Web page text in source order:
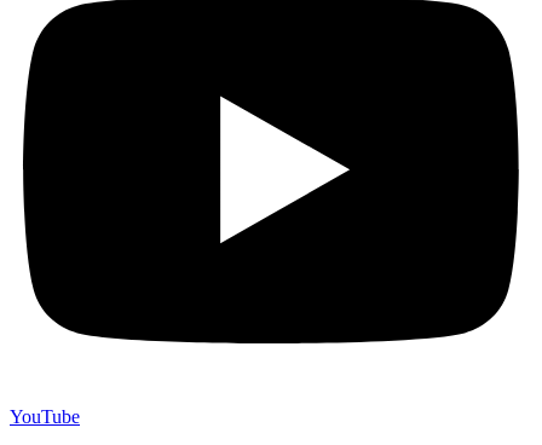
YouTube